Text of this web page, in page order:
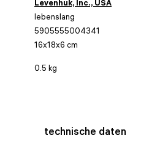
Levenhuk, Inc., USA
lebenslang
5905555004341
16x18x6 cm
0.5 kg
technische daten